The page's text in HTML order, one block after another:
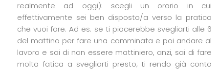
realmente ad oggi): scegli un orario in cui
effettivamente sei ben disposto/a verso la pratica
che vuoi fare. Ad es. se ti piacerebbe svegliarti alle 6
del mattino per fare una camminata e poi andare al
lavoro e sai di non essere mattiniero, anzi, sai di fare
molta fatica a svegliarti presto; ti rendo già conto